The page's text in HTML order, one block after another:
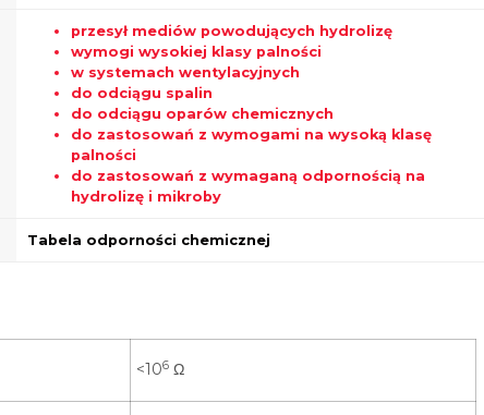
przesył mediów powodujących hydrolizę
wymogi wysokiej klasy palności
w systemach wentylacyjnych
do odciągu spalin
do odciągu oparów chemicznych
do zastosowań z wymogami na wysoką klasę
palności
do zastosowań z wymaganą odpornością na
hydrolizę i mikroby
Tabela odporności chemicznej
<106 Ω